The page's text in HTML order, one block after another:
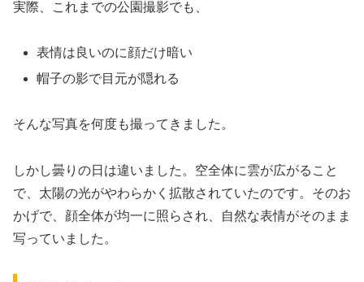
実際、これまでの公園撮影でも、
表情は良いのに顔だけ暗い
帽子の影で目元が隠れる
そんな写真を何度も撮ってきました。
しかし曇りの日は違いました。空全体に雲が広がること
で、太陽の光がやわらかく拡散されていたのです。そのお
かげで、顔全体が均一に照らされ、自然な表情がそのまま
写っていました。